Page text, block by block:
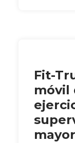
Fit-
móvil